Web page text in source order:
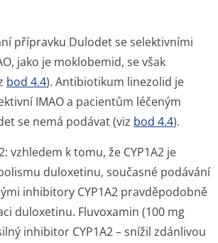
přípravku Dulodet se selektivními
jako je moklobemid, se však
bod 4.4). Antibiotikum linezolid je
IMAO a pacientům léčeným
se nemá podávat (viz bod 4.4).
vzhledem k tomu, že CYP1A2 je
duloxetinu, současné podávání
inhibitory CYP1A2 pravděpodobně
duloxetinu. Fluvoxamin (100 mg
inhibitor CYP1A2 – snížil zdánlivou